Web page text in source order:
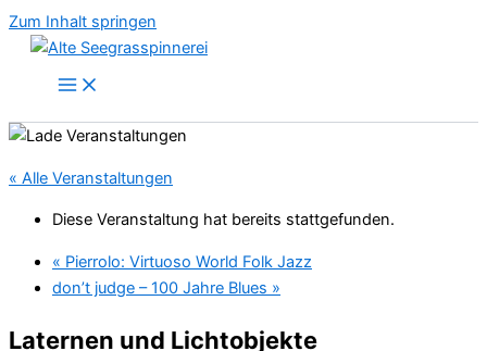
Zum Inhalt springen
« Alle Veranstaltungen
Diese Veranstaltung hat bereits stattgefunden.
« Pierrolo: Virtuoso World Folk Jazz
don’t judge – 100 Jahre Blues »
Laternen und Lichtobjekte